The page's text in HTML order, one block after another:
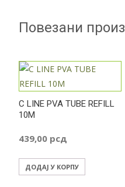
Повезани
C LINE PVA TUBE REFILL
10M
439,00 рсд
ДОДАЈ У КОРПУ